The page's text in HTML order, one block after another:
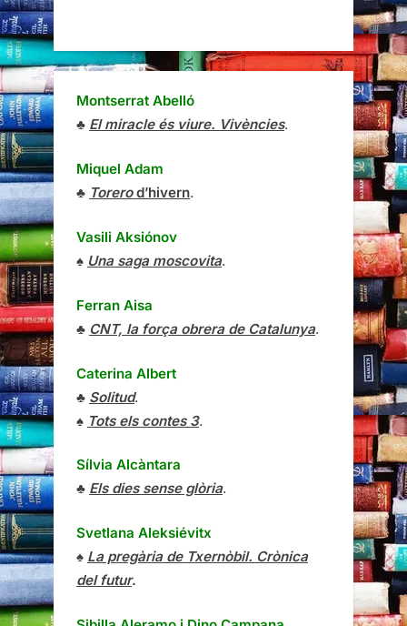
Montserrat Abelló
♣ El miracle és viure. Vivències.
Miquel Adam
♣ Torerod’hivern.
Vasili Aksiónov
♠ Una saga moscovita.
Ferran Aisa
♣ CNT, la força obrera de Catalunya.
Caterina Albert
♣ Solitud.
♠ Tots els contes 3.
Sílvia Alcàntara
♣ Els dies sense glòria.
Svetlana Aleksiévitx
♠ La pregària de Txernòbil. Crònica
del futur.